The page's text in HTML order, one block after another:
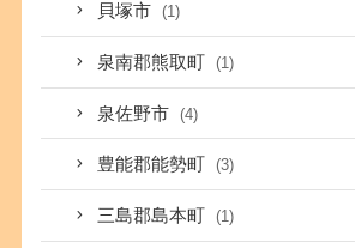
貝塚市 (1)
泉南郡熊取町 (1)
泉佐野市 (4)
豊能郡能勢町 (3)
三島郡島本町 (1)